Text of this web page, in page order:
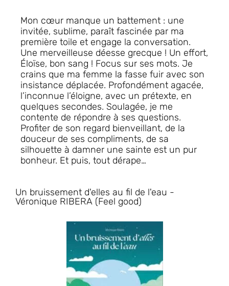
Mon cœur manque un battement : une
invitée, sublime, paraît fascinée par ma
première toile et engage la conversation.
Une merveilleuse déesse grecque ! Un effort,
Éloïse, bon sang ! Focus sur ses mots. Je
crains que ma femme la fasse fuir avec son
insistance déplacée. Profondément agacée,
l’inconnue l’éloigne, avec un prétexte, en
quelques secondes. Soulagée, je me
contente de répondre à ses questions.
Profiter de son regard bienveillant, de la
douceur de ses compliments, de sa
silhouette à damner une sainte est un pur
bonheur. Et puis, tout dérape…
Un bruissement d'elles au fil de l'eau -
Véronique RIBERA (Feel good)